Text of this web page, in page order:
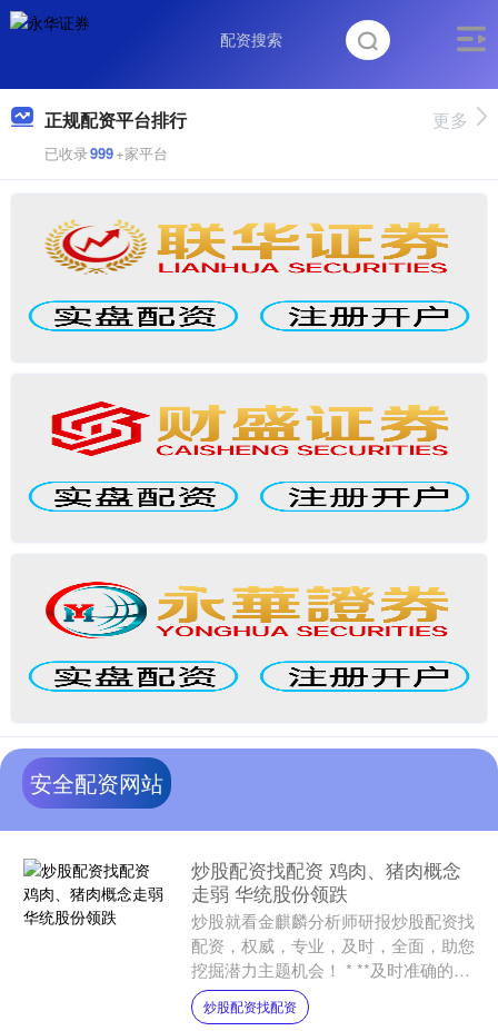
正规配资平台排行
已收录999+家平台
更多
安全配资网站
炒股配资找配资 鸡肉、猪肉概念
走弱 华统股份领跌
炒股就看金麒麟分析师研报炒股配资找
配资，权威，专业，及时，全面，助您
挖掘潜力主题机会！ * **及时准确的资
讯：**平台实时更新行业动态，确保投
资者第一时间掌握....
炒股配资找配资